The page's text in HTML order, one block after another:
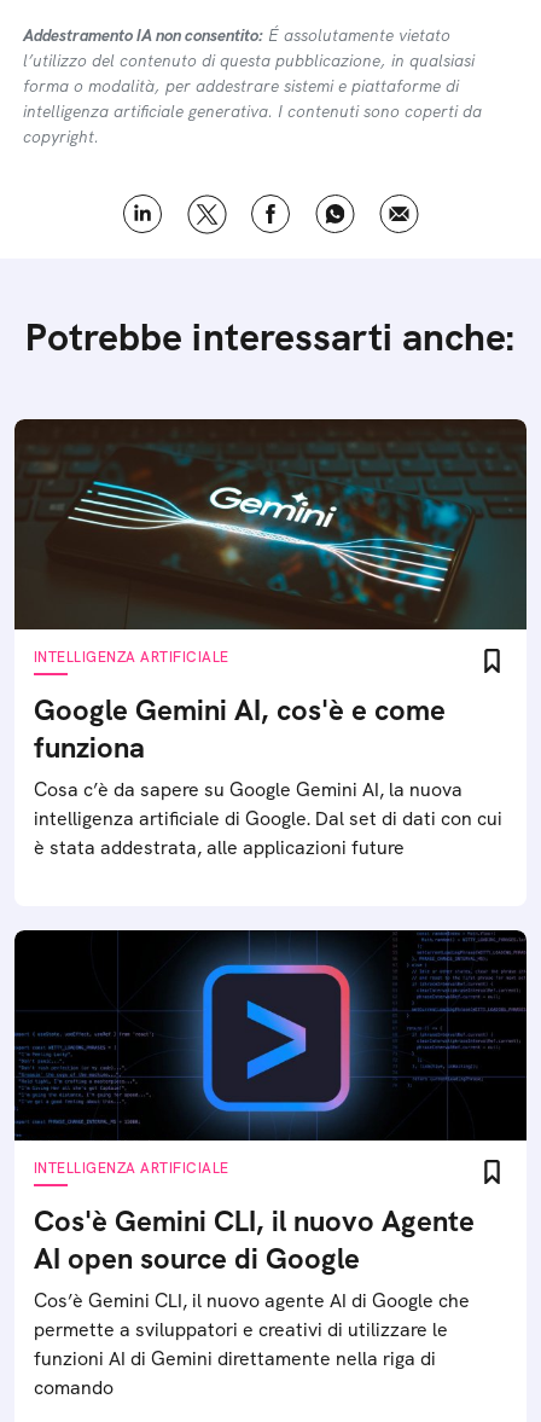
Addestramento IA non consentito: É assolutamente vietato
l’utilizzo del contenuto di questa pubblicazione, in qualsiasi
forma o modalità, per addestrare sistemi e piattaforme di
intelligenza artificiale generativa. I contenuti sono coperti da
copyright.
Potrebbe interessarti anche:
INTELLIGENZA ARTIFICIALE
Google Gemini AI, cos'è e come
funziona
Cosa c’è da sapere su Google Gemini AI, la nuova
intelligenza artificiale di Google. Dal set di dati con cui
è stata addestrata, alle applicazioni future
INTELLIGENZA ARTIFICIALE
Cos'è Gemini CLI, il nuovo Agente
AI open source di Google
Cos’è Gemini CLI, il nuovo agente AI di Google che
permette a sviluppatori e creativi di utilizzare le
funzioni AI di Gemini direttamente nella riga di
comando